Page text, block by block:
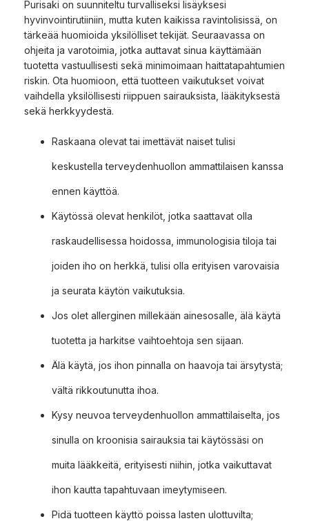
Purisaki on suunniteltu turvalliseksi lisäyksesi
hyvinvointirutiiniin, mutta kuten kaikissa ravintolisissä, on
tärkeää huomioida yksilölliset tekijät. Seuraavassa on
ohjeita ja varotoimia, jotka auttavat sinua käyttämään
tuotetta vastuullisesti sekä minimoimaan haittatapahtumien
riskin. Ota huomioon, että tuotteen vaikutukset voivat
vaihdella yksilöllisesti riippuen sairauksista, lääkityksestä
sekä herkkyydestä.
Raskaana olevat tai imettävät naiset tulisi
keskustella terveydenhuollon ammattilaisen kanssa
ennen käyttöä.
Käytössä olevat henkilöt, jotka saattavat olla
raskaudellisessa hoidossa, immunologisia tiloja tai
joiden iho on herkkä, tulisi olla erityisen varovaisia
ja seurata käytön vaikutuksia.
Jos olet allerginen millekään ainesosalle, älä käytä
tuotetta ja harkitse vaihtoehtoja sen sijaan.
Älä käytä, jos ihon pinnalla on haavoja tai ärsytystä;
vältä rikkoutunutta ihoa.
Kysy neuvoa terveydenhuollon ammattilaiselta, jos
sinulla on kroonisia sairauksia tai käytössäsi on
muita lääkkeitä, erityisesti niihin, jotka vaikuttavat
ihon kautta tapahtuvaan imeytymiseen.
Pidä tuotteen käyttö poissa lasten ulottuvilta;